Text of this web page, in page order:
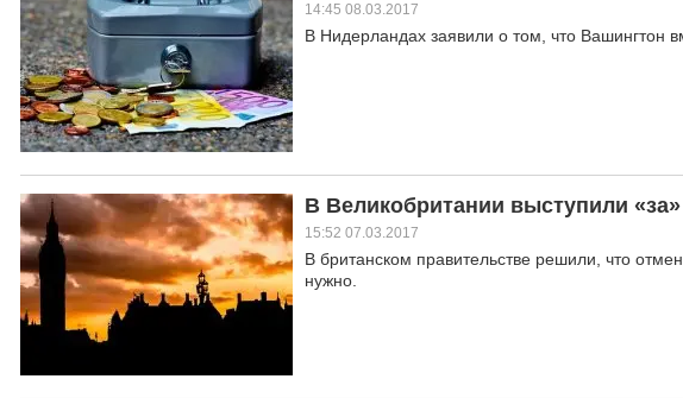
14:45 08.03.2017
В Нидерландах заявили о том, что Вашингтон
В Великобритании выступили
15:52 07.03.2017
В британском правительстве решили, что
нужно.